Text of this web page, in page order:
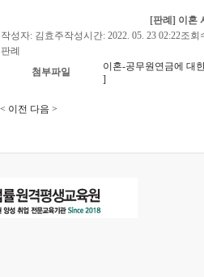
[판례] 이혼
작성자: 김효주작성시간: 2022. 05. 23 02:22조회
판례
첨부파일
이혼-공무원연금에 대
]
< 이전 다음 >